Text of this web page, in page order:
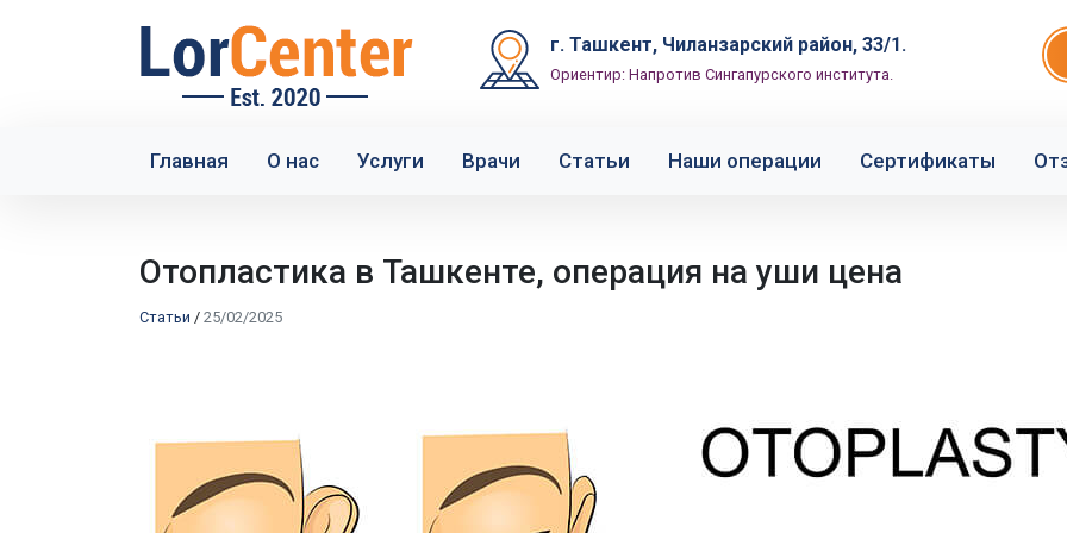
г. Ташкент, Чиланзарский район, 33/1.
Ориентир: Напротив Сингапурского института.
Главная О нас Услуги Врачи Статьи Наши операции Сертификаты
Отопластика в Ташкенте, операция на уши цена
Статьи / 25/02/2025